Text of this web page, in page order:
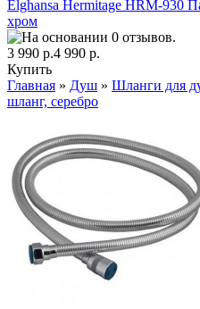
Elghansa Hermitage HRM-930
хром
3 990 р.4 990 р.
Купить
Главная » Душ » Шланги для
шланг, серебро